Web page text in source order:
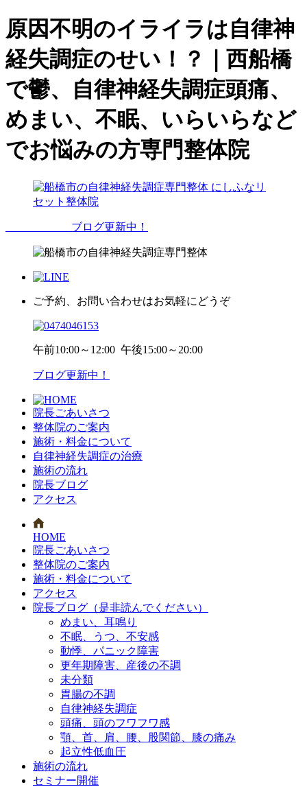
原因不明のイライラは自律神
経失調症のせい！？｜西船橋
で鬱、自律神経失調症頭痛、
めまい、不眠、いらいらなど
でお悩みの方専門整体院
ブログ更新中！
ご予約、お問い合わせはお気軽にどうぞ
午前10:00～12:00 午後15:00～20:00
ブログ更新中！
院長ごあいさつ
整体院のご案内
施術・料金について
自律神経失調症の治療
施術の流れ
院長ブログ
アクセス
HOME
院長ごあいさつ
整体院のご案内
施術・料金について
アクセス
院長ブログ（是非読んでください）
めまい、耳鳴り
不眠、うつ、不安感
動悸、パニック障害
更年期障害、産後の不調
未分類
胃腸の不調
自律神経失調症
頭痛、頭のフワフワ感
顎、首、肩、腰、股関節、膝の痛み
起立性低血圧
施術の流れ
セミナー開催